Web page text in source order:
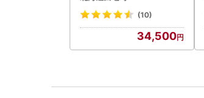
(10)
34,500